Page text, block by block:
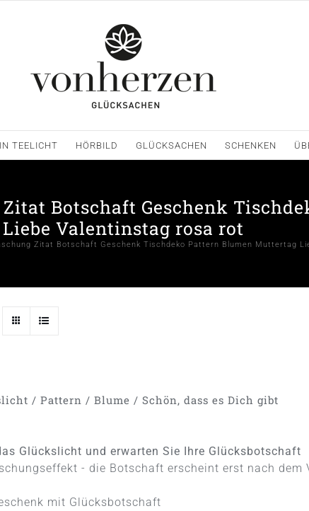
TEELICHT HÖRBILD GLÜCKSACHEN SCHENKEN
Botschaft Geschenk
Liebe Valentinstag rosa rot
Zitat Botschaft Geschenk Tischdeko Pattern Blumen Muttertag
/ Pattern / Blume / Schön, dass es Dich gibt
Glückslicht und erwarten Sie Ihre Glücksbotschaft
- die Botschaft erscheint erst nach dem
mit Glücksbotschaft